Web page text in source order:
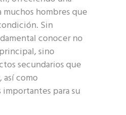
hombres que
Sin
conocer no
sino
secundarios que
como
para su